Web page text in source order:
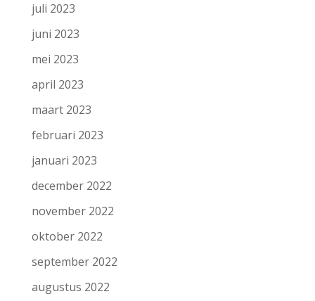
juli 2023
juni 2023
mei 2023
april 2023
maart 2023
februari 2023
januari 2023
december 2022
november 2022
oktober 2022
september 2022
augustus 2022